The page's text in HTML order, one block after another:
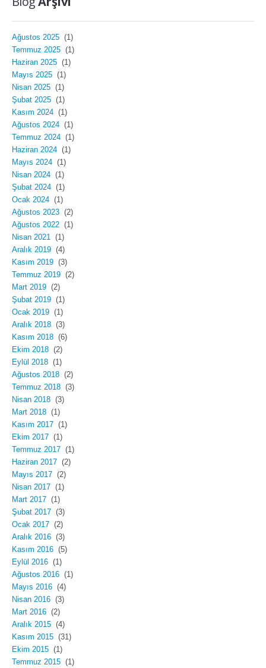
Ağustos 2025 (1)
Temmuz 2025 (1)
Haziran 2025 (1)
Mayıs 2025 (1)
Nisan 2025 (1)
Şubat 2025 (1)
Kasım 2024 (1)
Ağustos 2024 (1)
Temmuz 2024 (1)
Haziran 2024 (1)
Mayıs 2024 (1)
Nisan 2024 (1)
Şubat 2024 (1)
Ocak 2024 (1)
Ağustos 2023 (2)
Ağustos 2022 (1)
Nisan 2021
(1)
Aralık 2019 (4)
Kasım 2019 (3)
Temmuz 2019 (2)
Mart 2019 (2)
Şubat 2019 (1)
Ocak 2019 (1)
Aralık 2018 (3)
Kasım 2018 (6)
Ekim 2018 (2)
Eylül 2018 (1)
Ağustos 2018 (2)
Temmuz 2018 (3)
Nisan 2018 (3)
Mart 2018 (1)
Kasım 2017 (1)
Ekim 2017 (1)
Temmuz 2017 (1)
Haziran 2017 (2)
Mayıs 2017 (2)
Nisan 2017 (1)
Mart 2017 (1)
Şubat 2017 (3)
Ocak 2017 (2)
Aralık 2016 (3)
Kasım 2016 (5)
Eylül 2016 (1)
Ağustos 2016 (1)
Mayıs 2016 (4)
Nisan 2016 (3)
Mart 2016 (2)
Aralık 2015 (4)
Kasım 2015 (31)
Ekim 2015 (1)
Temmuz 2015 (1)